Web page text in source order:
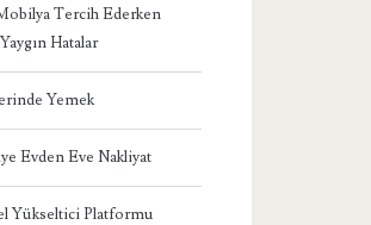
Tercih Ederken
Hatalar
Yemek
Evden Eve Nakliyat
Yükseltici Platformu